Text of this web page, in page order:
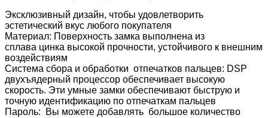
Эксклюзивный дизайн, чтобы удовлетворить
эстетический вкус любого покупателя
Материал: Поверхность замка выполнена из
сплава цинка высокой прочности, устойчивого к внешним
воздействиям
Система сбора и обработки отпечатков пальцев: DSP
двухъядерный процессор обеспечивает высокую
скорость. Эти умные замки обеспечивают быструю и
точную идентификацию по отпечаткам пальцев
Пароль: Вы можете добавлять большое количество